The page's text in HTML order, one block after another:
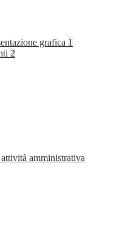
grafica 1
2
amministrativa